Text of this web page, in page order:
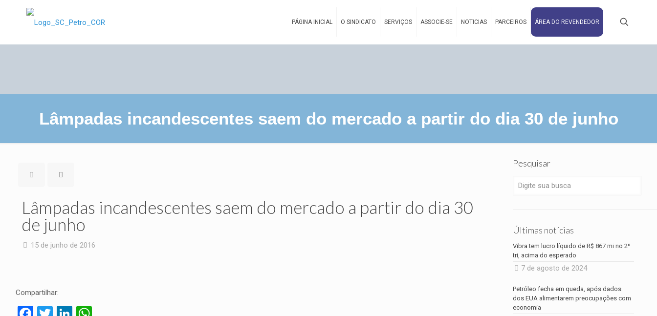
PÁGINA INICIAL O SINDICATO SERVIÇOS ASSOCIE-SE NOTICIAS PARCEIROS ÁREA DO REVENDEDOR
Lâmpadas incandescentes saem do mercado a partir do dia 30 de junho
Lâmpadas incandescentes saem do mercado a partir do dia 30
de junho
15 de junho de 2016
Compartilhar:
Pesquisar
Últimas notícias
Vibra tem lucro líquido de R$ 867 mi no 2º
tri, acima do esperado
7 de agosto de 2024
Petróleo fecha em queda, após dados
dos EUA alimentarem preocupações com
economia